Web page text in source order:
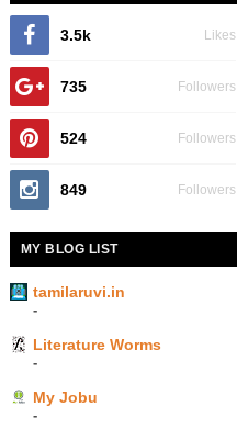
3.5k Likes
735 Followers
524 Followers
849 Followers
MY BLOG LIST
tamilaruvi.in
-
Literature Worms
-
My Jobu
-